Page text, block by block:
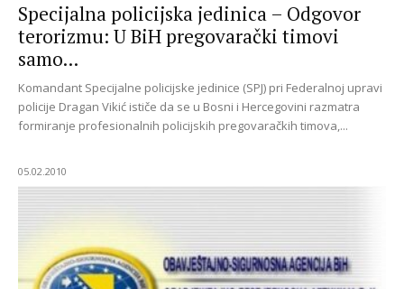
Specijalna policijska jedinica – Odgovor
terorizmu: U BiH pregovarački timovi
samo...
Komandant Specijalne policijske jedinice (SPJ) pri Federalnoj upravi
policije Dragan Vikić ističe da se u Bosni i Hercegovini razmatra
formiranje profesionalnih policijskih pregovaračkih timova,...
05.02.2010